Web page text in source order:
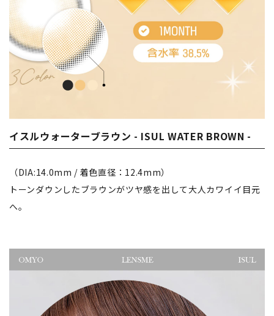
イスルウォーターブラウン - ISUL WATER BROWN -
（DIA:14.0mm / 着色直径：12.4mm）
トーンダウンしたブラウンがツヤ感を出して大人カワイイ目元
へ。